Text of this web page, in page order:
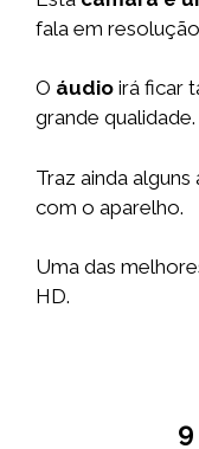
fala em
O áudio irá ficar
grande qualidade.
Traz ainda
com o aparelho.
Uma das
HD.
9